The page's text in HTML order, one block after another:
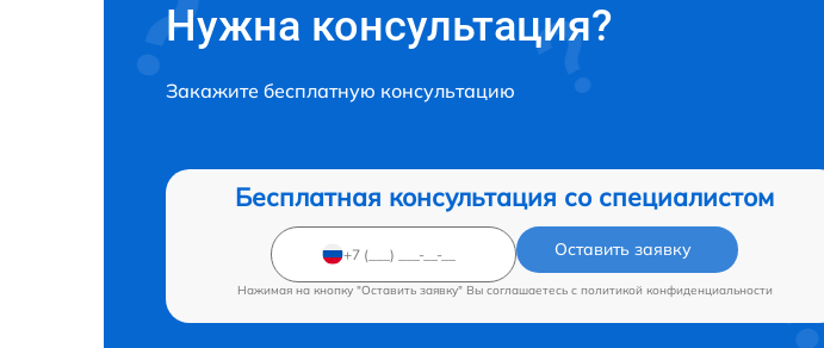
Нужна консультация?
Закажите бесплатную консультацию
Бесплатная консультация со специалистом
Оставить заявку
Нажимая на кнопку "Оставить заявку" Вы соглашаетесь c политикой конфиденциальности